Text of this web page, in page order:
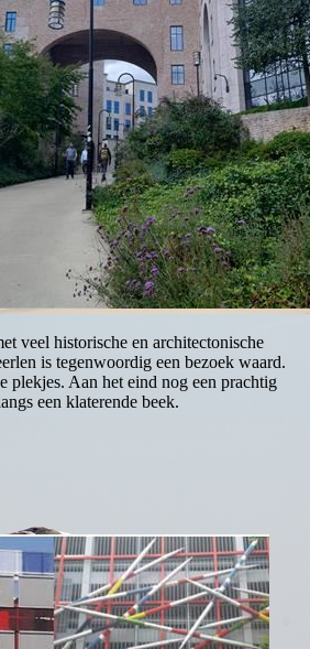
veel historische en architectonische
is tegenwoordig een bezoek waard.
plekjes. Aan het eind nog een prachtig
een klaterende beek.